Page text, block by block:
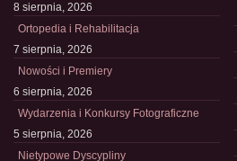
8 sierpnia, 2026
Ortopedia i Rehabilitacja
7 sierpnia, 2026
Nowości i Premiery
6 sierpnia, 2026
Wydarzenia i Konkursy Fotograficzne
5 sierpnia, 2026
Nietypowe Dyscypliny